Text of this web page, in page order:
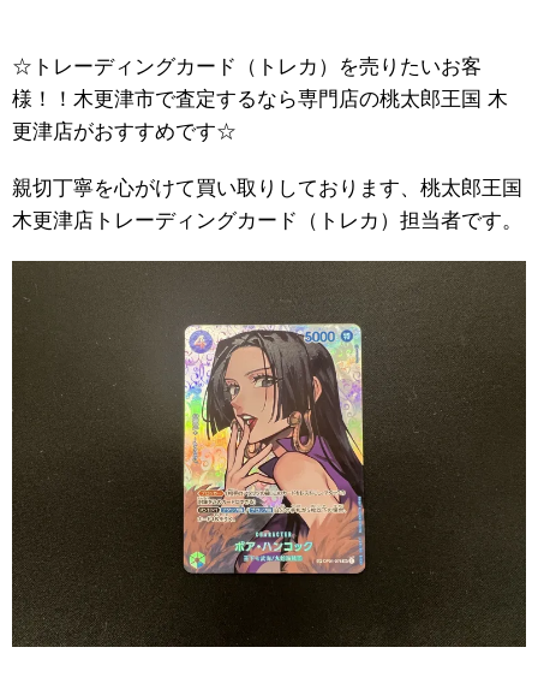
☆トレーディングカード（トレカ）を売りたいお客
様！！木更津市で査定するなら専門店の桃太郎王国 木
更津店がおすすめです☆
親切丁寧を心がけて買い取りしております、桃太郎王国
木更津店トレーディングカード（トレカ）担当者です。